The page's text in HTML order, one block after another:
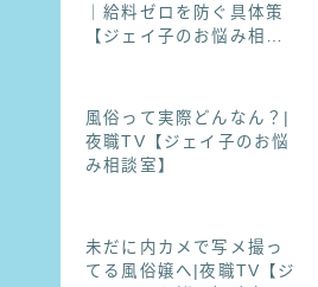
｜給料ゼロを防ぐ具体策
【ジェイ子のお悩み相談
風俗って実際どんなん？|
夜職TV【ジェイ子のお悩
み相談室】
未だに内カメで写メ撮っ
てる風俗嬢へ|夜職TV【ジ